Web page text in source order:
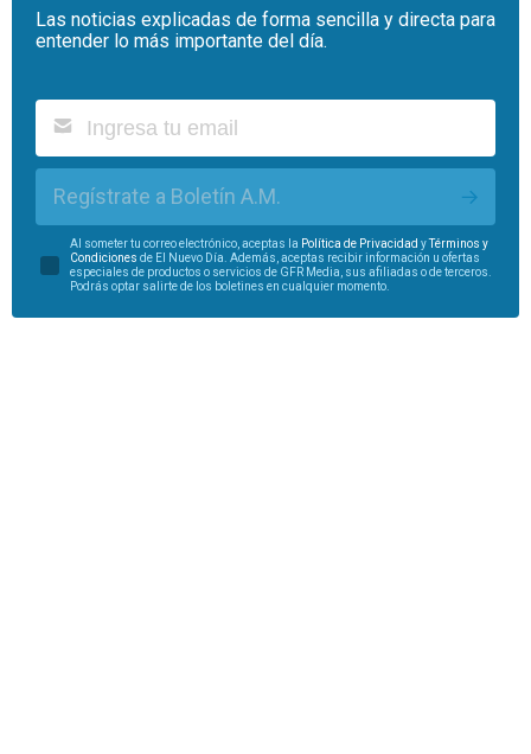
Las noticias explicadas de forma sencilla y directa para
entender lo más importante del día.
Regístrate a Boletín A.M.
Al someter tu correo electrónico, aceptas la Política de Privacidad yTérminos y
Condiciones de El Nuevo Día. Además, aceptas recibir información u ofertas
especiales de productos o servicios de GFR Media, sus afiliadas o de terceros.
Podrás optar salirte de los boletines en cualquier momento.